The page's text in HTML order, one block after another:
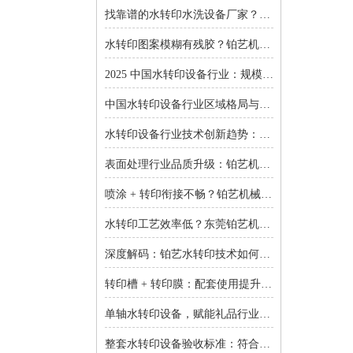
找靠谱的水转印水洗设备厂家？东莞铂艺机械提供一对一非标定制
水转印图案模糊有残胶？铂艺机械自动化水洗设备一键解决难题
2025 中国水转印设备行业：规模扩张、结构优化与增长逻辑深度解析
中国水转印设备行业区域格局与投资机会：集群效应与增量市场的双重红利
水转印设备行业技术创新趋势：智能化、环保化与精密化的突围之路
表面处理行业品质升级：铂艺机械水转印设备重塑装饰工艺新标准
喷涂 + 转印衔接不畅？铂艺机械：自动喷涂生产线 + 水转印设备，实现全流程自动化
水转印工艺效率低？东莞铂艺机械：整套水转印设备，适配多场景生产需求
深度解码：铂艺水转印技术如何重新定义曲面包装价值链
转印槽 + 转印膜：配套使用提升实验成功率-铂艺机械设备有限公司
单轴水转印设备，赋能礼品行业小批量定制：高效、省心、低成本-铂艺机械设备有限公司
整套水转印设备验收标准：符合行业质量规范是核心-铂艺机械设备有限公司